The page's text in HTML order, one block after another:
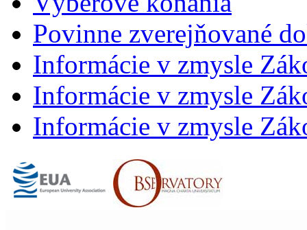
Povinne zverejňované
Informácie v zmysle
Informácie v zmysle
Informácie v zmysle